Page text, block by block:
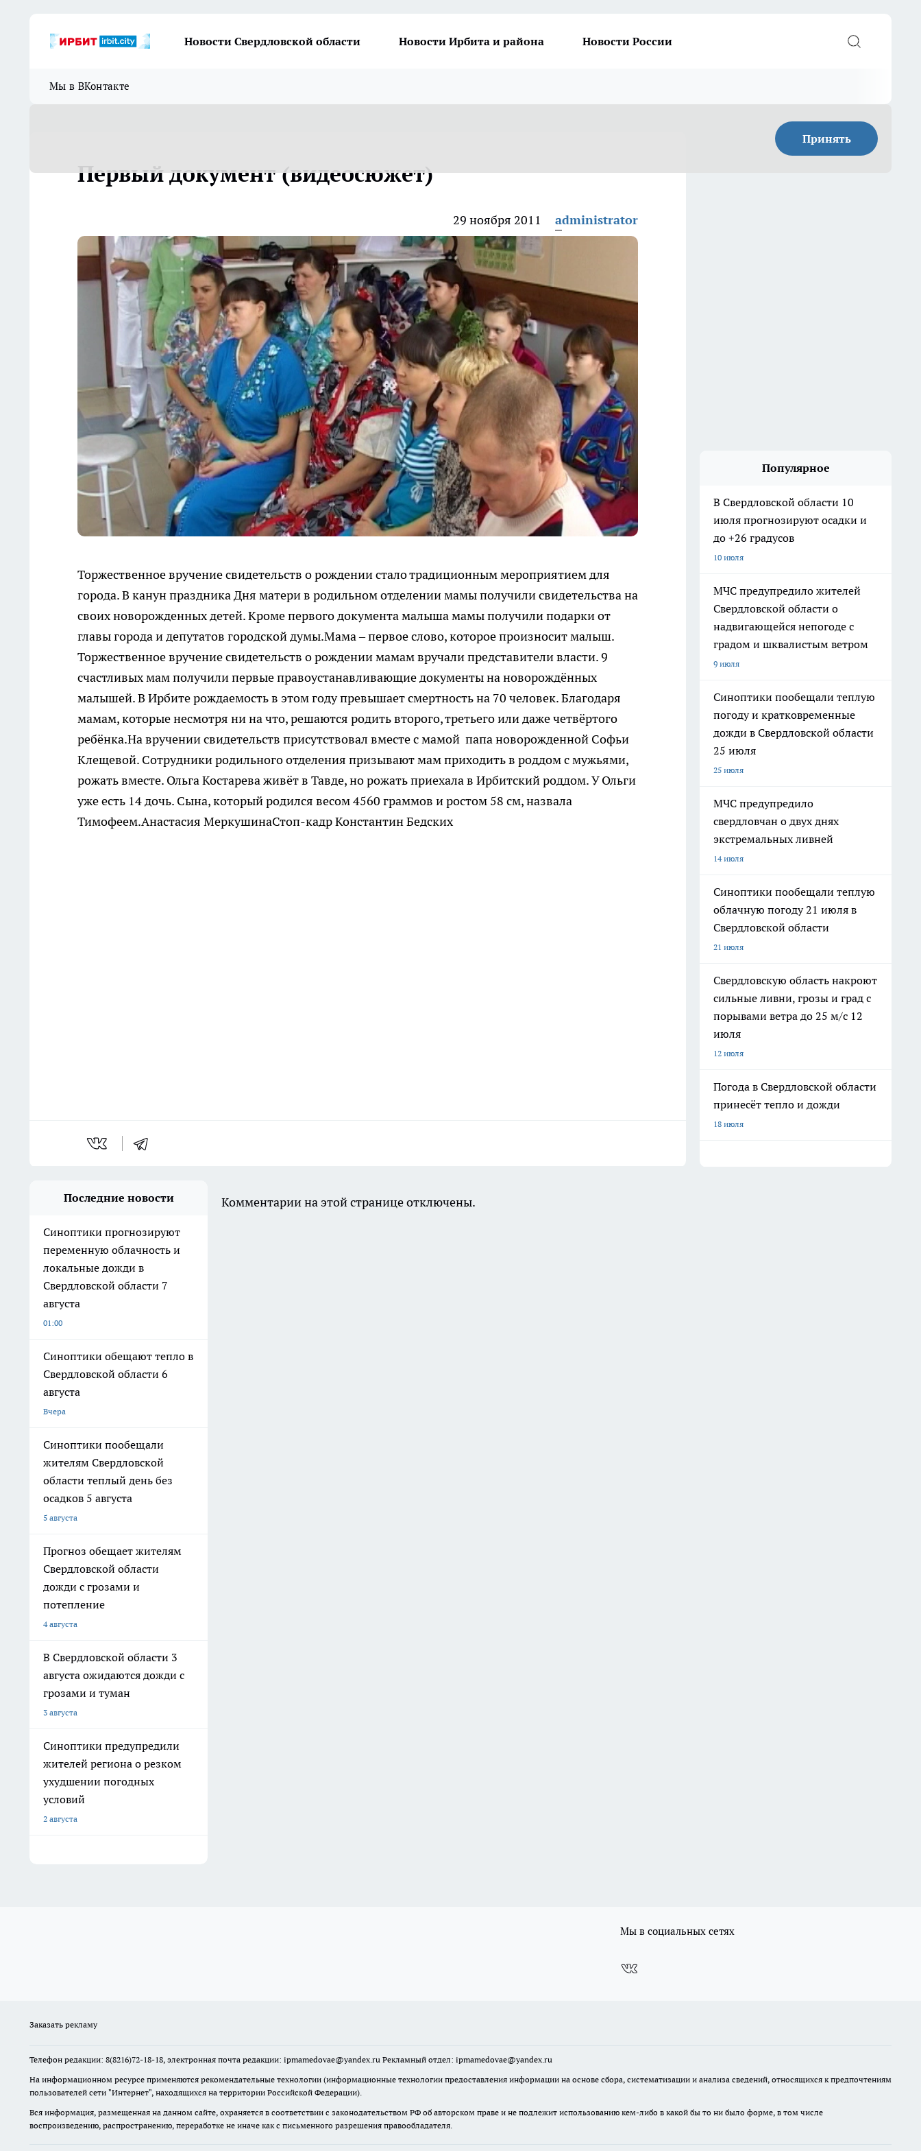
Новости Свердловской области Новости Ирбита и района Новости России
Мы в ВКонтакте
Принять
Первый документ (видеосюжет)
29 ноября 2011 administrator
Торжественное вручение свидетельств о рождении стало традиционным мероприятием для
города. В канун праздника Дня матери в родильном отделении мамы получили свидетельства на
своих новорожденных детей. Кроме первого документа малыша мамы получили подарки от
главы города и депутатов городской думы.Мама – первое слово, которое произносит малыш.
Торжественное вручение свидетельств о рождении мамам вручали представители власти. 9
счастливых мам получили первые правоустанавливающие документы на новорождённых
малышей. В Ирбите рождаемость в этом году превышает смертность на 70 человек. Благодаря
мамам, которые несмотря ни на что, решаются родить второго, третьего или даже четвёртого
ребёнка.На вручении свидетельств присутствовал вместе с мамой папа новорожденной Софьи
Клещевой. Сотрудники родильного отделения призывают мам приходить в роддом с мужьями,
рожать вместе. Ольга Костарева живёт в Тавде, но рожать приехала в Ирбитский роддом. У Ольги
уже есть 14 дочь. Сына, который родился весом 4560 граммов и ростом 58 см, назвала
Тимофеем.Анастасия МеркушинаСтоп-кадр Константин Бедских
Популярное
В Свердловской области 10
июля прогнозируют осадки и
до +26 градусов
10 июля
МЧС предупредило жителей
Свердловской области о
надвигающейся непогоде с
градом и шквалистым ветром
9 июля
Синоптики пообещали теплую
погоду и кратковременные
дожди в Свердловской области
25 июля
25 июля
МЧС предупредило
свердловчан о двух днях
экстремальных ливней
14 июля
Синоптики пообещали теплую
облачную погоду 21 июля в
Свердловской области
21 июля
Свердловскую область накроют
сильные ливни, грозы и град с
порывами ветра до 25 м/с 12
июля
12 июля
Погода в Свердловской области
принесёт тепло и дожди
18 июля
Последние новости
Синоптики прогнозируют
переменную облачность и
локальные дожди в
Свердловской области 7
августа
01:00
Синоптики обещают тепло в
Свердловской области 6
августа
Вчера
Синоптики пообещали
жителям Свердловской
области теплый день без
осадков 5 августа
5 августа
Прогноз обещает жителям
Свердловской области
дожди с грозами и
потепление
4 августа
В Свердловской области 3
августа ожидаются дожди с
грозами и туман
3 августа
Синоптики предупредили
жителей региона о резком
ухудшении погодных
условий
2 августа
Комментарии на этой странице отключены.
Мы в социальных сетях
Заказать рекламу
Телефон редакции: 8(8216)72-18-18, электронная почта редакции: ipmamedovae@yandex.ru Рекламный отдел: ipmamedovae@yandex.ru
На информационном ресурсе применяются рекомендательные технологии (информационные технологии предоставления информации на основе сбора, систематизации и анализа сведений, относящихся к предпочтениям
пользователей сети "Интернет", находящихся на территории Российской Федерации).
Вся информация, размещенная на данном сайте, охраняется в соответствии с законодательством РФ об авторском праве и не подлежит использованию кем-либо в какой бы то ни было форме, в том числе
воспроизведению, распространению, переработке не иначе как с письменного разрешения правообладателя.